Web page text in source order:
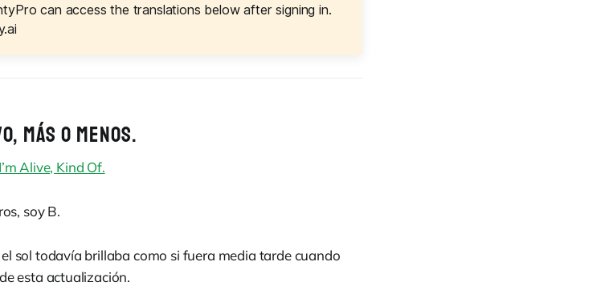
can access the translations below after signing in.
MÁS O MENOS.
Alive, Kind Of.
soy B.
sol todavía brillaba como si fuera media tarde cuando
esta actualización.